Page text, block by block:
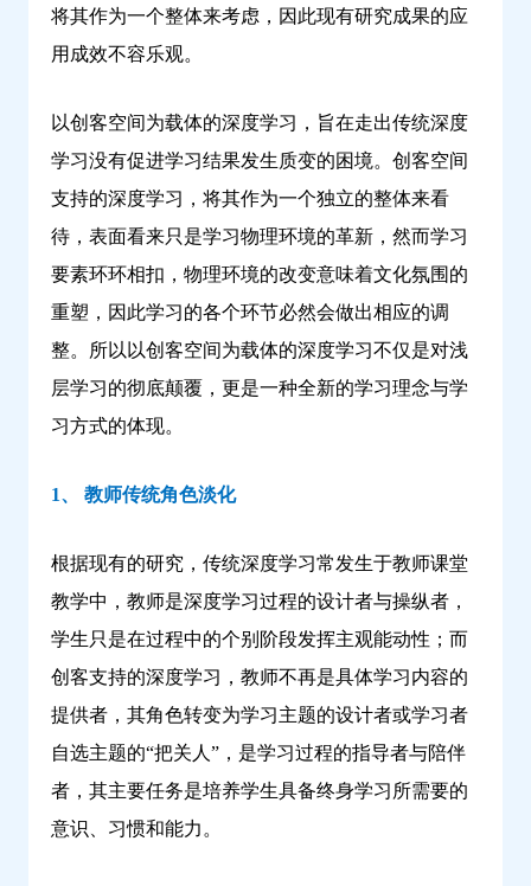
将其作为一个整体来考虑，因此现有研究成果的应
用成效不容乐观。
以创客空间为载体的深度学习，旨在走出传统深度
学习没有促进学习结果发生质变的困境。创客空间
支持的深度学习，将其作为一个独立的整体来看
待，表面看来只是学习物理环境的革新，然而学习
要素环环相扣，物理环境的改变意味着文化氛围的
重塑，因此学习的各个环节必然会做出相应的调
整。所以以创客空间为载体的深度学习不仅是对浅
层学习的彻底颠覆，更是一种全新的学习理念与学
习方式的体现。
1、 教师传统角色淡化
根据现有的研究，传统深度学习常发生于教师课堂
教学中，教师是深度学习过程的设计者与操纵者，
学生只是在过程中的个别阶段发挥主观能动性；而
创客支持的深度学习，教师不再是具体学习内容的
提供者，其角色转变为学习主题的设计者或学习者
自选主题的“把关人”，是学习过程的指导者与陪伴
者，其主要任务是培养学生具备终身学习所需要的
意识、习惯和能力。